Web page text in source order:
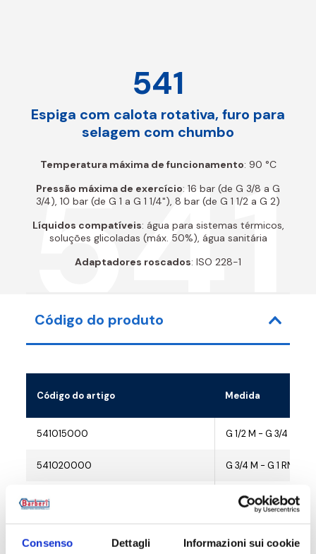
Consenso Dettagli Informazioni sui cookie
541
541
Espiga com calota rotativa, furo para
selagem com chumbo
Temperatura máxima de funcionamento: 90 °C
Pressão máxima de exercício: 16 bar (de G 3/8 a G
3/4), 10 bar (de G 1 a G 1 1/4"), 8 bar (de G 1 1/2 a G 2)
Líquidos compatíveis: água para sistemas térmicos,
soluções glicoladas (máx. 50%), água sanitária
Adaptadores roscados: ISO 228-1
Código do produto
Código do artigo Medida
541015000 G 1/2 M - G 3/4 RN
541020000 G 3/4 M - G 1 RN
541025000 G 1 M - G 1 1/4 RN